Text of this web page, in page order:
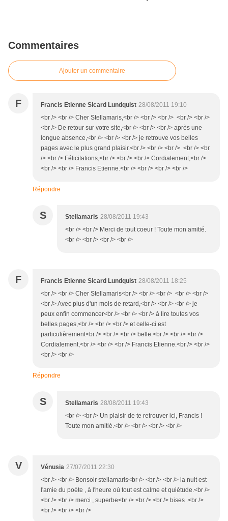
Commentaires
Ajouter un commentaire
F Francis Etienne Sicard Lundquist 28/08/2011 19:10
<br /> <br /> Cher Stellamaris,<br /> <br /> <br /> <br /> <br />
<br /> De retour sur votre site,<br /> <br /> <br /> après une
longue absence,<br /> <br /> <br /> je retrouve vos belles
pages avec le plus grand plaisir.<br /> <br /> <br /> <br /> <br
/> <br /> Félicitations,<br /> <br /> <br /> Cordialement,<br />
<br /> <br /> Francis Etienne.<br /> <br /> <br /> <br />
Répondre
S Stellamaris 28/08/2011 19:43
<br /> <br /> Merci de tout coeur ! Toute mon amitié.
<br /> <br /> <br /> <br />
F Francis Etienne Sicard Lundquist 28/08/2011 18:25
<br /> <br /> Cher Stellamaris<br /> <br /> <br /> <br /> <br />
<br /> Avec plus d'un mois de retard,<br /> <br /> <br /> je
peux enfin commencer<br /> <br /> <br /> à lire toutes vos
belles pages,<br /> <br /> <br /> et celle-ci est
particulièrement<br /> <br /> <br /> belle.<br /> <br /> <br />
Cordialement,<br /> <br /> <br /> Francis Etienne.<br /> <br />
<br /> <br />
Répondre
S Stellamaris 28/08/2011 19:43
<br /> <br /> Un plaisir de te retrouver ici, Francis !
Toute mon amitié.<br /> <br /> <br /> <br />
V Vénusia 27/07/2011 22:30
<br /> <br /> Bonsoir stellamaris<br /> <br /> <br /> la nuit est
l'amie du poète , à l'heure où tout est calme et quiètude.<br />
<br /> <br /> merci , superbe<br /> <br /> <br /> bises .<br />
<br /> <br /> <br />